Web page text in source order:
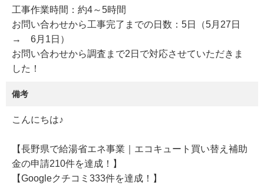
工事作業時間：約4～5時間
お問い合わせから工事完了までの日数：5日（5月27日
→ 6月1日）
お問い合わせから調査まで2日で対応させていただきま
した！
備考
こんにちは♪
【長野県で給湯省エネ事業｜エコキュート買い替え補助
金の申請210件を達成！】
【Googleクチコミ333件を達成！】